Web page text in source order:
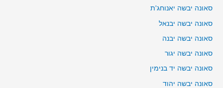
סאונה יבשה יאנוחג'ת
סאונה יבשה יבנאל
סאונה יבשה יבנה
סאונה יבשה יגור
סאונה יבשה יד בנימין
סאונה יבשה יהוד